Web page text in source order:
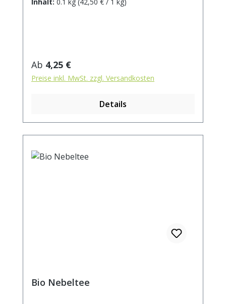
Regulärer Preis:
Ab 4,25 €
Preise inkl. MwSt. zzgl. Versandkosten
Details
Bio Nebeltee